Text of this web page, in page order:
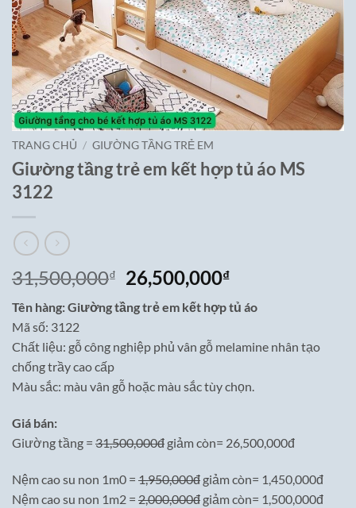
TRANG CHỦ / GIƯỜNG TẦNG TRẺ EM
Giường tầng trẻ em kết hợp tủ áo MS
3122
31,500,000₫
Giá
gốc
là:
31,500,000₫.
26,500,000₫Giá
hiện
tại
26,500,000₫.
Tên hàng: Giường tầng trẻ em kết hợp tủ áo
Mã số: 3122
Chất liệu: gỗ công nghiệp phủ vân gỗ melamine nhân tạo
chống trầy cao cấp
Màu sắc: màu vân gỗ hoặc màu sắc tùy chọn.
Giá bán:
Giường tầng = 31,500,000đ giảm còn= 26,500,000đ
Nệm cao su non 1m0 = 1,950,000đ giảm còn= 1,450,000đ
Nệm cao su non 1m2 = 2,000,000đ giảm còn= 1,500,000đ